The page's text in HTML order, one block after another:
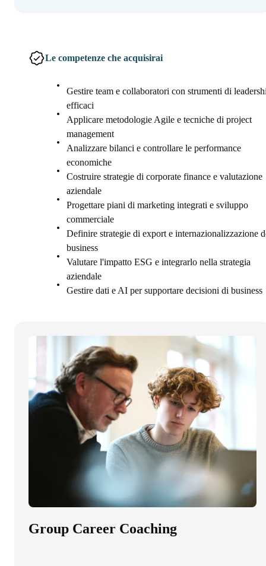
Le competenze che acquisirai
Gestire team e collaboratori con strumenti di
efficaci
Applicare metodologie Agile e tecniche di project
management
Analizzare bilanci e controllare le performance
economiche
Costruire strategie di corporate finance e valutazione
aziendale
Progettare piani di marketing integrati e sviluppo
commerciale
Definire strategie di export e internazionalizzazione
business
Valutare l'impatto ESG e integrarlo nella strategia
aziendale
Gestire dati e AI per supportare decisioni di business
Group Career Coaching